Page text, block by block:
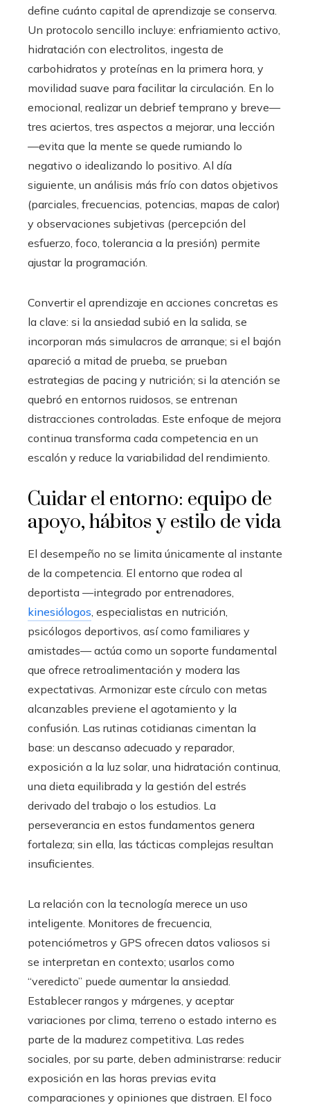
define cuánto capital de aprendizaje se conserva.
Un protocolo sencillo incluye: enfriamiento activo,
hidratación con electrolitos, ingesta de
carbohidratos y proteínas en la primera hora, y
movilidad suave para facilitar la circulación. En lo
emocional, realizar un debrief temprano y breve—
tres aciertos, tres aspectos a mejorar, una lección
—evita que la mente se quede rumiando lo
negativo o idealizando lo positivo. Al día
siguiente, un análisis más frío con datos objetivos
(parciales, frecuencias, potencias, mapas de calor)
y observaciones subjetivas (percepción del
esfuerzo, foco, tolerancia a la presión) permite
ajustar la programación.
Convertir el aprendizaje en acciones concretas es
la clave: si la ansiedad subió en la salida, se
incorporan más simulacros de arranque; si el bajón
apareció a mitad de prueba, se prueban
estrategias de pacing y nutrición; si la atención se
quebró en entornos ruidosos, se entrenan
distracciones controladas. Este enfoque de mejora
continua transforma cada competencia en un
escalón y reduce la variabilidad del rendimiento.
Cuidar el entorno: equipo de
apoyo, hábitos y estilo de vida
El desempeño no se limita únicamente al instante
de la competencia. El entorno que rodea al
deportista —integrado por entrenadores,
kinesiólogos, especialistas en nutrición,
psicólogos deportivos, así como familiares y
amistades— actúa como un soporte fundamental
que ofrece retroalimentación y modera las
expectativas. Armonizar este círculo con metas
alcanzables previene el agotamiento y la
confusión. Las rutinas cotidianas cimentan la
base: un descanso adecuado y reparador,
exposición a la luz solar, una hidratación continua,
una dieta equilibrada y la gestión del estrés
derivado del trabajo o los estudios. La
perseverancia en estos fundamentos genera
fortaleza; sin ella, las tácticas complejas resultan
insuficientes.
La relación con la tecnología merece un uso
inteligente. Monitores de frecuencia,
potenciómetros y GPS ofrecen datos valiosos si
se interpretan en contexto; usarlos como
“veredicto” puede aumentar la ansiedad.
Establecer rangos y márgenes, y aceptar
variaciones por clima, terreno o estado interno es
parte de la madurez competitiva. Las redes
sociales, por su parte, deben administrarse: reducir
exposición en las horas previas evita
comparaciones y opiniones que distraen. El foco